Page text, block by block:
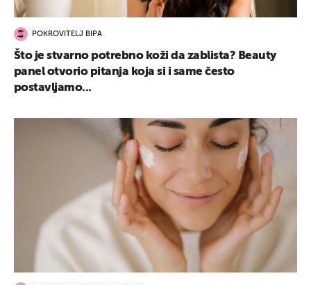
POKROVITELJ BIPA
Što je stvarno potrebno koži da zablista? Beauty
panel otvorio pitanja koja si i same često
postavljamo...